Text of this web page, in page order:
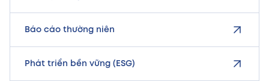
Báo cáo thường niên
Phát triển bền vững (ESG)